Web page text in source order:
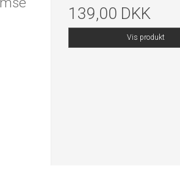
139,00 DKK
Vis produkt